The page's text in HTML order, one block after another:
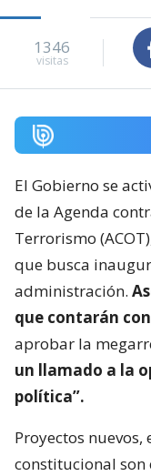
1346
visitas
El Gobierno se
de la Agenda
Terrorismo
que busca
administración.
que contarán
aprobar la
un llamado a la
política”.
Proyectos
constitucional son